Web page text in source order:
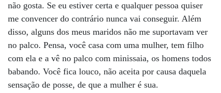
não gosta. Se eu estiver certa e qualquer pessoa quiser
me convencer do contrário nunca vai conseguir. Além
disso, alguns dos meus maridos não me suportavam ver
no palco. Pensa, você casa com uma mulher, tem filho
com ela e a vê no palco com minissaia, os homens todos
babando. Você fica louco, não aceita por causa daquela
sensação de posse, de que a mulher é sua.